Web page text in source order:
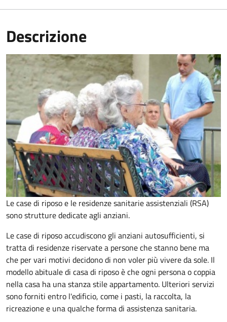
Descrizione
Le case di riposo e le residenze sanitarie assistenziali (RSA)
sono strutture dedicate agli anziani.
Le case di riposo accudiscono gli anziani autosufficienti, si
tratta di residenze riservate a persone che stanno bene ma
che per vari motivi decidono di non voler più vivere da sole. Il
modello abituale di casa di riposo è che ogni persona o coppia
nella casa ha una stanza stileappartamento. Ulteriori servizi
sono forniti entro l'edificio, come i pasti, la raccolta, la
ricreazione e una qualche forma di assistenza sanitaria.